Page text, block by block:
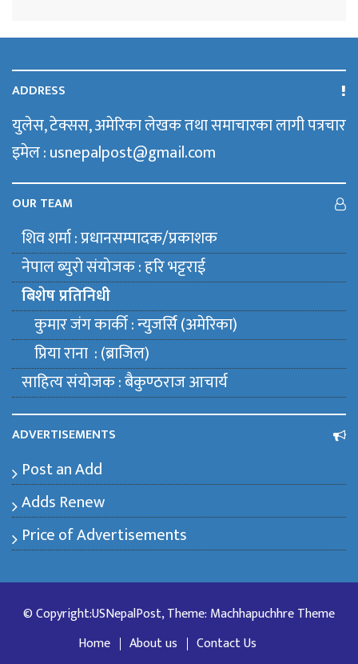
ADDRESS
युलेस, टेक्सस, अमेरिका लेखक तथा समाचारका लागी पत्रचार
इमेल : usnepalpost@gmail.com
OUR TEAM
शिव शर्मा : प्रधानसम्पादक/प्रकाशक
नेपाल ब्युराे संयाेजक : हरि भट्टराई
बिशेष प्रतिनिधी
कुमार जंग कार्की : न्युजर्सि (अमेरिका)
प्रिया राना : (ब्राजिल)
साहित्य संयाेजक : बैकुण्ठराज आचार्य
ADVERTISEMENTS
Post an Add
Adds Renew
Price of Advertisements
© Copyright:USNepalPost, Theme: Machhapuchhre Theme
Home
About us Contact Us